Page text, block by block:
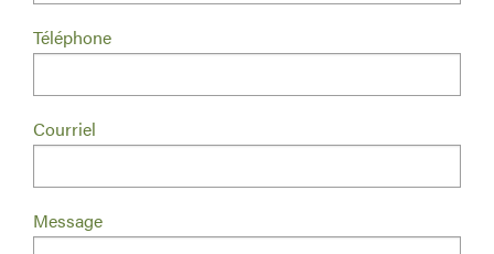
Téléphone
Courriel
Message